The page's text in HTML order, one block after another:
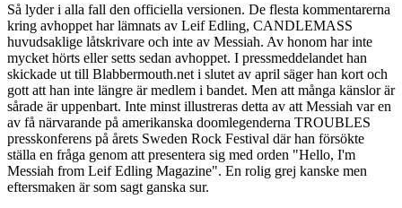
Så lyder i alla fall den officiella versionen. De flesta kommentarerna
kring avhoppet har lämnats av Leif Edling, CANDLEMASS
huvudsaklige låtskrivare och inte av Messiah. Av honom har inte
mycket hörts eller setts sedan avhoppet. I pressmeddelandet han
skickade ut till Blabbermouth.net i slutet av april säger han kort och
gott att han inte längre är medlem i bandet. Men att många känslor är
sårade är uppenbart. Inte minst illustreras detta av att Messiah var en
av få närvarande på amerikanska doomlegenderna TROUBLES
presskonferens på årets Sweden Rock Festival där han försökte
ställa en fråga genom att presentera sig med orden "Hello, I'm
Messiah from Leif Edling Magazine". En rolig grej kanske men
eftersmaken är som sagt ganska sur.